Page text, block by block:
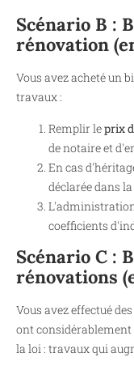
Scénario B :
rénovation
Vous avez acheté un
travaux :
Remplir leprix
de notaire et
En cas
déclarée dans
coefficients
Scénario C :
rénovations
Vous avez effectué
ont
la loi : travaux qui